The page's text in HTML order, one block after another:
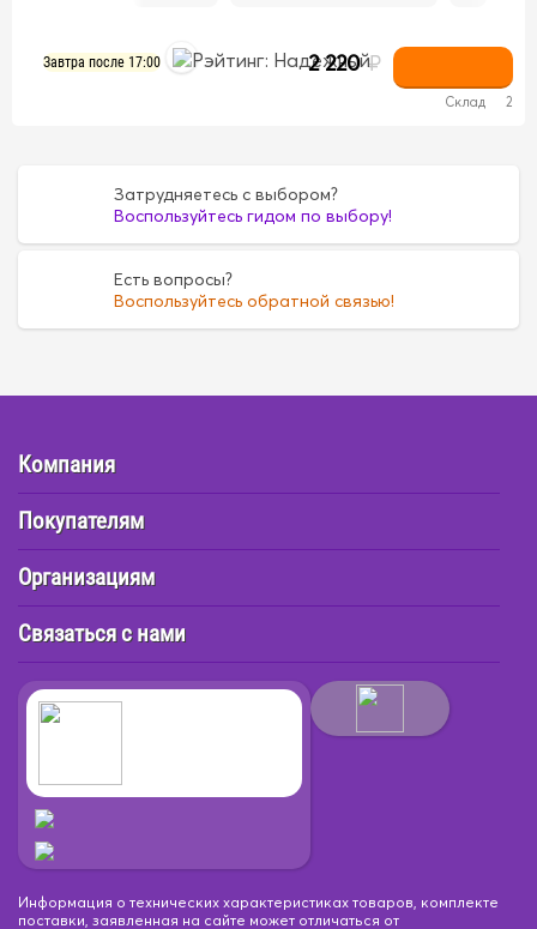
Завтра после 17:00 2 220 ₽
Склад 2
Затрудняетесь с выбором?
Воспользуйтесь гидом по выбору!
Есть вопросы?
Воспользуйтесь обратной связью!
Компания
Покупателям
Организациям
Связаться с нами
Информация о технических характеристиках товаров, комплекте
поставки, заявленная на сайте может отличаться от